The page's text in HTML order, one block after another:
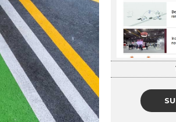
27/07/2026